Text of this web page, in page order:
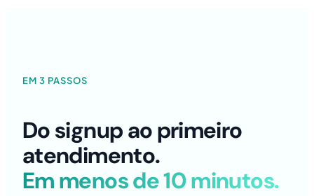
EM 3 PASSOS
Do signup ao primeiro
atendimento.
Em menos de 10 minutos.